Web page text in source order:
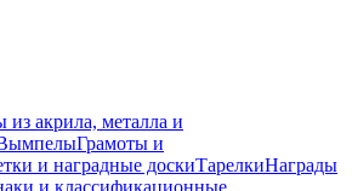
из акрила, металла и
Грамоты и
и наградные доскиТарелкиНаграды
и классификационные